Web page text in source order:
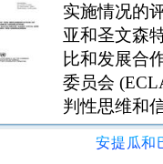
实施情况的
亚和圣文森
比和发展合
委员会
判性思维和
出了新的见
对东加勒比